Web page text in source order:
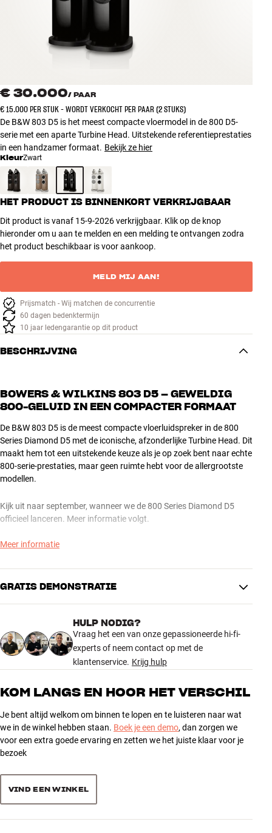
Accessoires
INSPIRATIE
AANBIEDINGEN
Klantenservice
Inloggen
Klantenservice
Bouw met geluid
€ 30.000/ PAAR
€ 15.000 PER STUK - WORDT VERKOCHT PER PAAR (2 STUKS)
De B&W 803 D5 is het meest compacte vloermodel in de 800 D5-
serie met een aparte Turbine Head. Uitstekende referentieprestaties
in een handzamer formaat. Bekijk ze hier
KleurZwart
HET PRODUCT IS BINNENKORT VERKRIJGBAAR
Dit product is vanaf 15-9-2026 verkrijgbaar. Klik op de knop
hieronder om u aan te melden en een melding te ontvangen zodra
het product beschikbaar is voor aankoop.
MELD MIJ AAN!
Prijsmatch - Wij matchen de concurrentie
60 dagen bedenktermijn
10 jaar ledengarantie op dit product
BESCHRIJVING
BOWERS & WILKINS 803 D5 – GEWELDIG
800-GELUID IN EEN COMPACTER FORMAAT
De B&W 803 D5 is de meest compacte vloerluidspreker in de 800
Series Diamond D5 met de iconische, afzonderlijke Turbine Head. Dit
maakt hem tot een uitstekende keuze als je op zoek bent naar echte
800-serie-prestaties, maar geen ruimte hebt voor de allergrootste
modellen.
Kijk uit naar september, wanneer we de 800 Series Diamond D5
officieel lanceren. Meer informatie volgt.
NOG ZUIVERDER, VRIJER EN NAUWKEURIGER
Space Frame Bracing versterkt de constructie en de nieuwe
bovenplaat met demping en Connolly-leer tilt zowel het geluid als de
Met een Diamond Dome-tweeter, Continuum FST-middenfrequentie-
element en twee 7” Aerofoil-woofers krijg je een groot, nauwkeurig
en driedimensionaal geluidsbeeld dat in meer ruimtes past dan de
beluisteren in de volgende HiFi Klubben-winkels:
Amsterdam | Rotterdam
Meer informatie
GRATIS DEMONSTRATIE
HULP NODIG?
Vraag het een van onze gepassioneerde hi-fi-
experts of neem contact op met de
klantenservice. Krijg hulp
KOM LANGS EN HOOR HET VERSCHIL
Je bent altijd welkom om binnen te lopen en te luisteren naar wat
we in de winkel hebben staan. Boek je een demo, dan zorgen we
voor een extra goede ervaring en zetten we het juiste klaar voor je
bezoek
VIND EEN WINKEL